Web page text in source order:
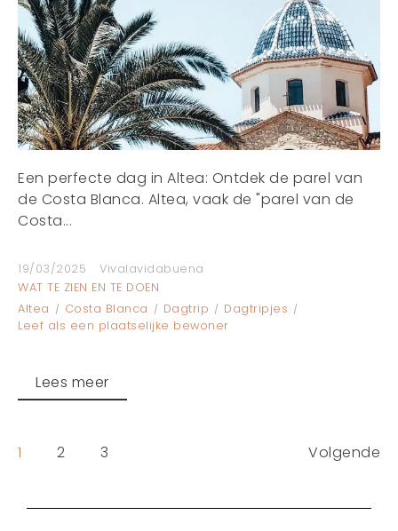
Een perfecte dag in Altea: Ontdek de parel van
de Costa Blanca. Altea, vaak de "parel van de
Costa...
19/03/2025
Vivalavidabuena
WAT TE ZIEN EN TE DOEN
Altea
Costa Blanca Dagtrip
Dagtripjes
Leef als een plaatselijke bewoner
Lees meer
1 2 3 Volgende